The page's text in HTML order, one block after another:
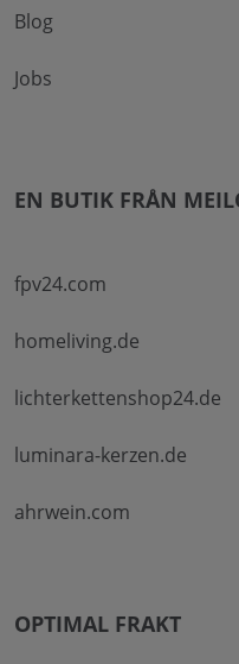
Blog
Jobs
EN BUTIK FRÅN
fpv24.com
homeliving.de
lichterkettenshop24.de
luminara-kerzen.de
ahrwein.com
OPTIMAL FRAKT